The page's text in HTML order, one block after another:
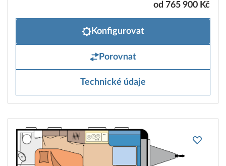
od 765 900 Kč
Konfigurovat
Porovnat
Technické údaje